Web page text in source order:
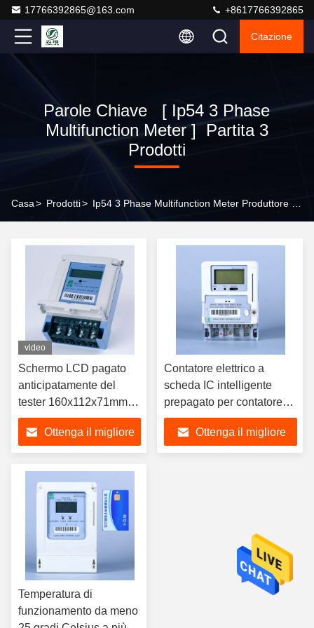
17766392865@163.com +8617766392865
Citazione
Parole Chiave [ Ip54 3 Phase
Multifunction Meter ] Partita 3
Prodotti
Casa> Prodotti>
video
Schermo LCD pagato
anticipatamente del
tester 160x112x71mm di
energia di monofase
IP54 un metro
multifunzionale di 3 fasi
Ottenga il migliore
Contatore elettrico a
scheda IC intelligente
prepagato per contatore
intelligente, supporto per il
controllo e la misurazione
flessibile dell'energia per
Ottenga il migliore
Temperatura di
funzionamento da meno